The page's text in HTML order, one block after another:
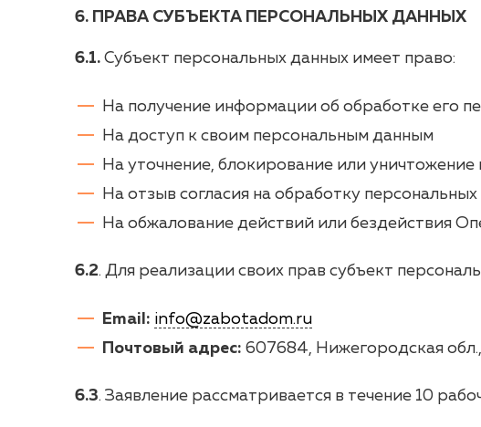
6. ПРАВА СУБЪЕКТА ПЕРСОНАЛЬНЫХ ДАННЫХ
6.1. Субъект персональных данных имеет право:
На получение информации об обработке его
На доступ к своим персональным данным
На уточнение, блокирование или
На отзыв согласия на обработку
На обжалование действий или бездействия
6.2. Для реализации своих прав субъект
Email: info@zabotadom.ru
Почтовый адрес: 607684, Нижегородская
6.3. Заявление рассматривается в течение 10